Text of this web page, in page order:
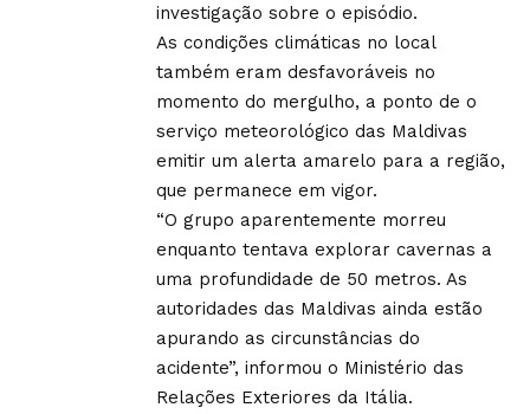
investigação sobre o episódio.
As condições climáticas no local
também eram desfavoráveis no
momento do mergulho, a ponto de o
serviço meteorológico das Maldivas
emitir um alerta amarelo para a região,
que permanece em vigor.
“O grupo aparentemente morreu
enquanto tentava explorar cavernas a
uma profundidade de 50 metros. As
autoridades das Maldivas ainda estão
apurando as circunstâncias do
acidente”, informou o Ministério das
Relações Exteriores da Itália.